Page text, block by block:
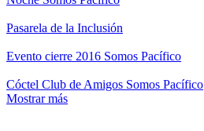
Pasarela de la Inclusión
Evento cierre 2016 Somos Pacífico
Cóctel Club de Amigos Somos Pacífico
Mostrar más